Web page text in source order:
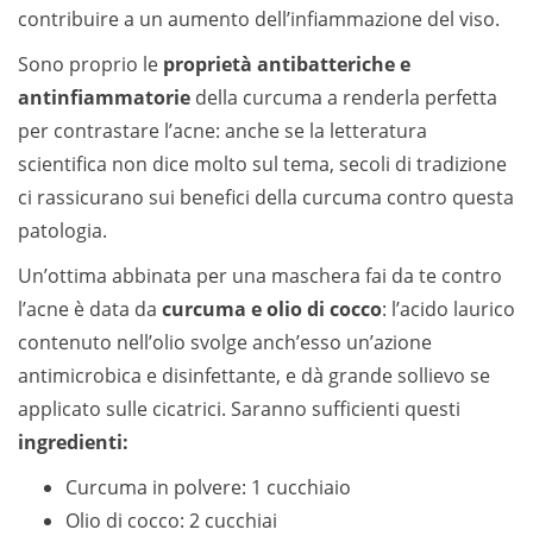
contribuire a un aumento dell’infiammazione del viso.
Sono proprio le proprietà antibatteriche e
antinfiammatorie della curcuma a renderla perfetta
per contrastare l’acne: anche se la letteratura
scientifica non dice molto sul tema, secoli di tradizione
ci rassicurano sui benefici della curcuma contro questa
patologia.
Un’ottima abbinata per una maschera fai da te contro
l’acne è data da curcuma e olio di cocco: l’acido laurico
contenuto nell’olio svolge anch’esso un’azione
antimicrobica e disinfettante, e dà grande sollievo se
applicato sulle cicatrici. Saranno sufficienti questi
ingredienti:
Curcuma in polvere: 1 cucchiaio
Olio di cocco: 2 cucchiai